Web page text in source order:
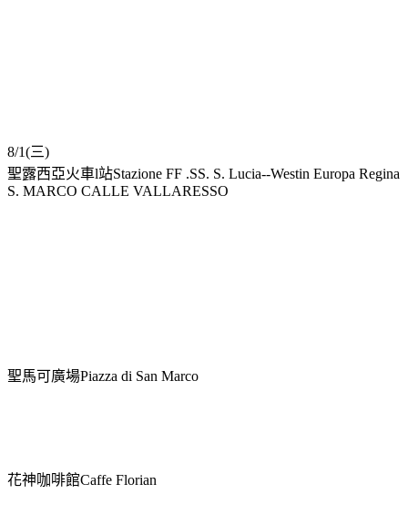
8/1(三)
聖露西亞火車l站Stazione FF .SS. S. Lucia--Westin Europa Regina
S. MARCO CALLE VALLARESSO
聖馬可廣場Piazza di San Marco
花神咖啡館Caffe Florian